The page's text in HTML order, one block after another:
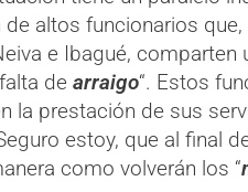
altos funcionarios
e Ibagué,
de arraigo“. Estos
la prestación de sus
estoy, que al final
como volverán los “